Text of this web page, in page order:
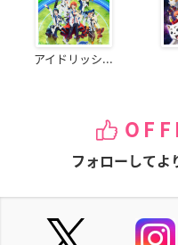
アイドリッシ...
フォローしてよ